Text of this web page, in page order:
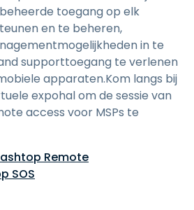
toegang op elk
en te beheren,
in te
supporttoegang te verlenen
apparaten.Kom langs bij
expohal om de sessie van
access voor MSPs te
Remote
SOS